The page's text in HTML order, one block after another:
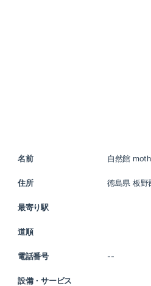
名前 自然館
住所 徳島県 板野
最寄り駅
道順
電話番号 --
設備・サービス